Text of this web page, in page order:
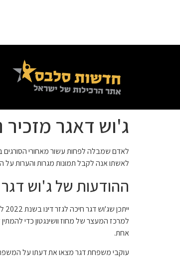
ג'וש דאגר
לאדם שמבלה לפחות עשור מאחורי
לאשתו אנה לקבל תמונות מגרות והערות
ההודעות של ג'וש
למרכז המעצר של מחוז וושינגטון כדי
אחת.